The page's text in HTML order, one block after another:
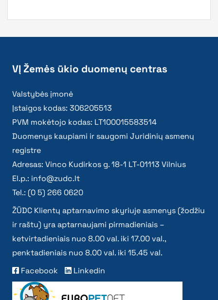
VĮ Žemės ūkio duomenų centras
Valstybės įmonė
Įstaigos kodas: 306205513
PVM mokėtojo kodas: LT100015583514
Duomenys kaupiami ir saugomi Juridinių asmenų
registre
Adresas: Vinco Kudirkos g. 18-1 LT-01113 Vilnius
El.p.: info@zudc.lt
Tel.: (0 5) 266 0620
ŽŪDC Klientų aptarnavimo skyriuje asmenys (žodžiu
ir raštu) yra aptarnaujami pirmadieniais –
ketvirtadieniais nuo 8.00 val. iki 17.00 val.,
penktadieniais nuo 8.00 val. iki 15.45 val.
Facebook
Linkedin